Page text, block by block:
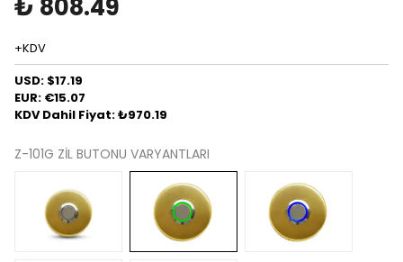
₺ 808.49
+KDV
USD: $17.19
EUR: €15.07
KDV Dahil Fiyat: ₺970.19
Z-101G ZİL BUTONU VARYANTLARI